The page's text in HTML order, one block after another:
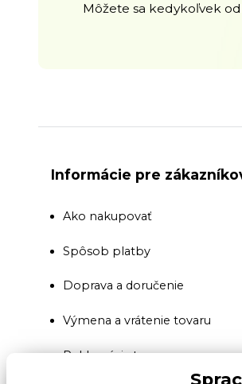
Môžete sa kedykoľvek
Informácie pre
Ako nakupovať
Spôsob platby
Doprava a doručenie
Výmena a vrátenie tovaru
Reklamácia tovaru